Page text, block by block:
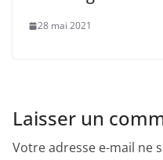
28 mai 2021
Laisser un
Votre adresse e-mail ne